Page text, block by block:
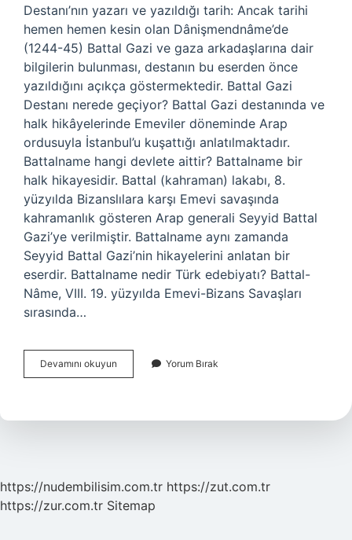
Destanı’nın yazarı ve yazıldığı tarih: Ancak tarihi
hemen hemen kesin olan Dânişmendnâme’de
(1244-45) Battal Gazi ve gaza arkadaşlarına dair
bilgilerin bulunması, destanın bu eserden önce
yazıldığını açıkça göstermektedir. Battal Gazi
Destanı nerede geçiyor? Battal Gazi destanında ve
halk hikâyelerinde Emeviler döneminde Arap
ordusuyla İstanbul’u kuşattığı anlatılmaktadır.
Battalname hangi devlete aittir? Battalname bir
halk hikayesidir. Battal (kahraman) lakabı, 8.
yüzyılda Bizanslılara karşı Emevi savaşında
kahramanlık gösteren Arap generali Seyyid Battal
Gazi’ye verilmiştir. Battalname aynı zamanda
Seyyid Battal Gazi’nin hikayelerini anlatan bir
eserdir. Battalname nedir Türk edebiyatı? Battal-
Nâme, VIII. 19. yüzyılda Emevi-Bizans Savaşları
sırasında…
Devamını okuyun
Gazi
Eseri
Yorum Bırak
https://nudembilisim.com.tr https://zut.com.tr
https://zur.com.tr Sitemap